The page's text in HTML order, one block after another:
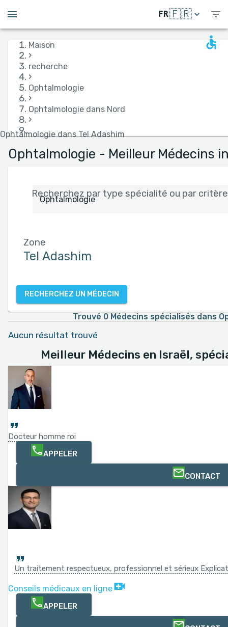
FR🇫🇷
Maison
›
recherche
›
Ophtalmologie
›
Ophtalmologie dans Nord
›
Ophtalmologie dans Tel Adashim
Ophtalmologie - Meilleur Médecins
Recherchez par type spécialité ou par critère
Zone
RECHERCHEZ UN MÉDECIN
Trouvé 0 Médecins spécialisés dans
Aucun résultat trouvé
Meilleur Médecins en Israël,
Docteur homme roi
APPELER
CONTACT
Un traitement respectueux, professionnel et sérieux
Conseils médicaux en ligne
APPELER